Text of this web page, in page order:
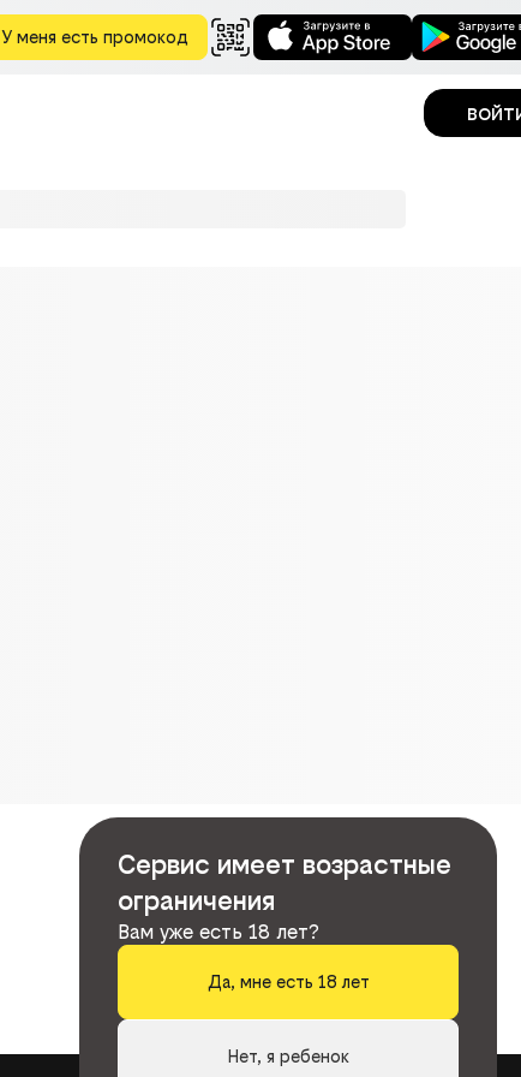
У меня есть промокод
Сервис имеет возрастные
ограничения
Вам уже есть 18 лет?
Да, мне есть 18 лет
Нет, я ребенок